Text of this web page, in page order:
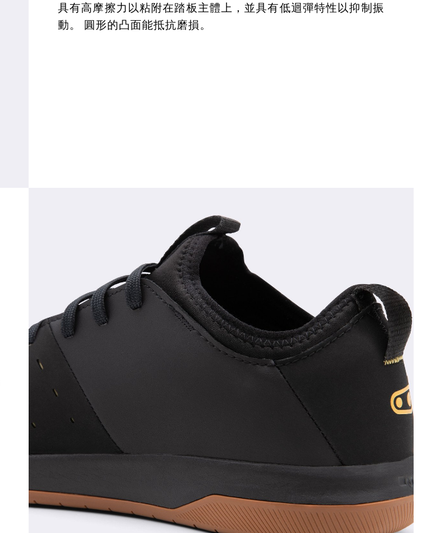
具有高摩擦力以粘附在踏板主體上，並具有低迴彈特性以抑制振
動。 圓形的凸面能抵抗磨損。